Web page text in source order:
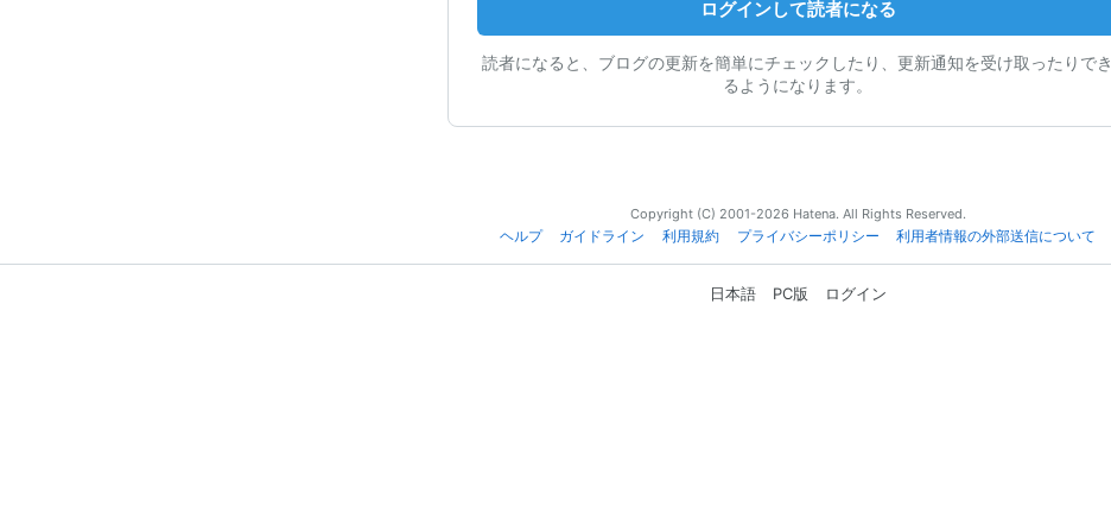
ログインして読者になる
読者になると、ブログの更新を簡単にチェックしたり、更新通知を受け取ったりでき
るようになります。
Copyright (C) 2001-2026 Hatena. All Rights Reserved.
ヘルプ
ガイドライン 利用規約 プライバシーポリシー 利用者情報の外部送信について
日本語 PC版 ログイン